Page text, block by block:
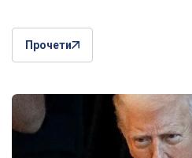
Прочети